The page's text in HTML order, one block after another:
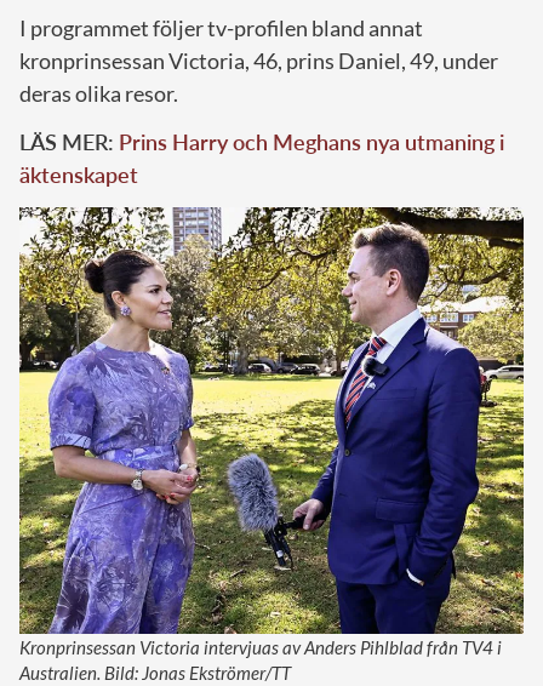
I programmet följer tv-profilen bland annat
kronprinsessan Victoria, 46, prins Daniel, 49, under
deras olika resor.
LÄS MER: Prins Harry och Meghans nya utmaning i
äktenskapet
Kronprinsessan Victoria intervjuas av Anders Pihlblad från TV4 i
Australien. Bild: Jonas Ekströmer/TT